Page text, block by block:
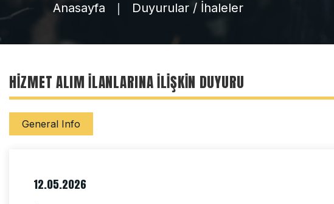
Anasayfa Duyurular / İhaleler
HİZMET ALIM İLANLARINA İLİŞKİN DUYURU
General Info
12.05.2026